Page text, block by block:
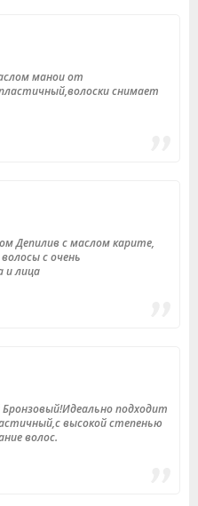
манои от
снимает
Депилив с маслом карите,
с очень
и лица
подходит
высокой степенью
волос.